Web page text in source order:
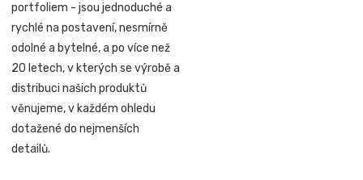
portfoliem - jsou jednoduché a
rychlé na postavení, nesmírně
odolné a bytelné, a po více než
20 letech, v kterých se výrobě a
distribuci našich produktů
věnujeme, v každém ohledu
dotažené do nejmenších
detailů.